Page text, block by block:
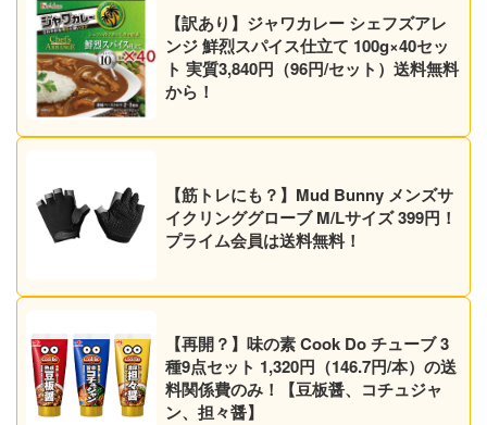
【訳あり】ジャワカレー シェフズアレ
ンジ 鮮烈スパイス仕立て 100g×40セッ
ト 実質3,840円（96円/セット）送料無料
から！
【筋トレにも？】Mud Bunny メンズサ
イクリンググローブ M/Lサイズ 399円！
プライム会員は送料無料！
【再開？】味の素 Cook Do チューブ 3
種9点セット 1,320円（146.7円/本）の送
料関係費のみ！【豆板醤、コチュジャ
ン、担々醤】